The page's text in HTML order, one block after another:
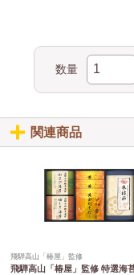
数量
関連商品
飛騨高山「椿屋」監修